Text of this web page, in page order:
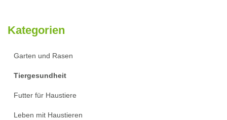
Kategorien
Garten und Rasen
Tiergesundheit
Futter für Haustiere
Leben mit Haustieren